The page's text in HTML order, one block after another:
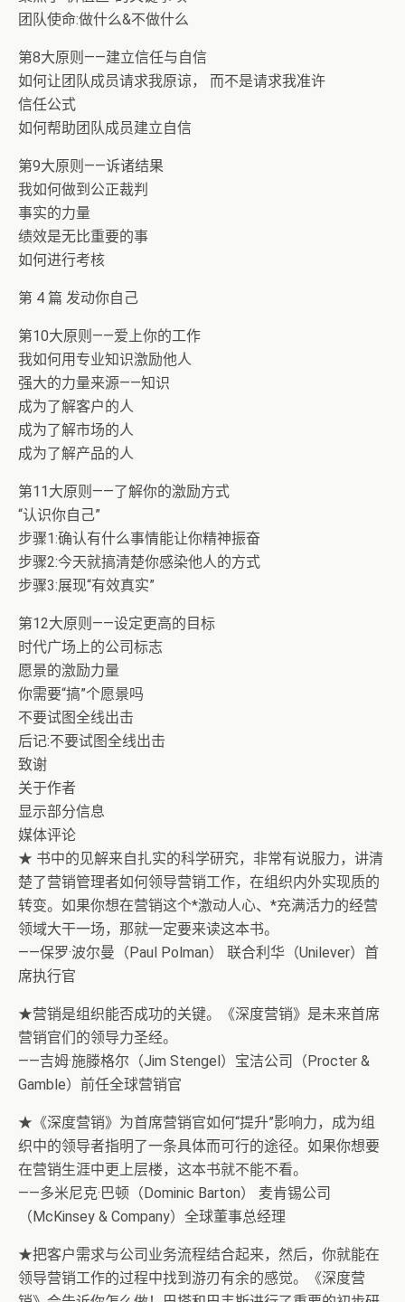
团队使命:做什么&不做什么
第8大原则——建立信任与自信
如何让团队成员请求我原谅， 而不是请求我准许
信任公式
如何帮助团队成员建立自信
第9大原则——诉诸结果
我如何做到公正裁判
事实的力量
绩效是无比重要的事
如何进行考核
第 4 篇 发动你自己
第10大原则——爱上你的工作
我如何用专业知识激励他人
强大的力量来源——知识
成为了解客户的人
成为了解市场的人
成为了解产品的人
第11大原则——了解你的激励方式
“认识你自己”
步骤1:确认有什么事情能让你精神振奋
步骤2:今天就搞清楚你感染他人的方式
步骤3:展现“有效真实”
第12大原则——设定更高的目标
时代广场上的公司标志
愿景的激励力量
你需要“搞”个愿景吗
不要试图全线出击
后记:不要试图全线出击
致谢
关于作者
显示部分信息
媒体评论
★ 书中的见解来自扎实的科学研究，非常有说服力，讲清
楚了营销管理者如何领导营销工作，在组织内外实现质的
转变。如果你想在营销这个*激动人心、*充满活力的经营
领域大干一场，那就一定要来读这本书。
——保罗·波尔曼（Paul Polman） 联合利华（Unilever）首
席执行官
★营销是组织能否成功的关键。《深度营销》是未来首席
营销官们的领导力圣经。
——吉姆·施滕格尔（Jim Stengel）宝洁公司（Procter &
Gamble）前任全球营销官
★《深度营销》为首席营销官如何“提升”影响力，成为组
织中的领导者指明了一条具体而可行的途径。如果你想要
在营销生涯中更上层楼，这本书就不能不看。
——多米尼克·巴顿（Dominic Barton） 麦肯锡公司
（McKinsey & Company）全球董事总经理
★把客户需求与公司业务流程结合起来，然后，你就能在
领导营销工作的过程中找到游刃有余的感觉。《深度营